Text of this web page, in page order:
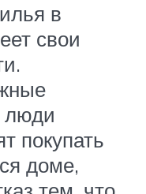
в
свои
люди
покупать
доме,